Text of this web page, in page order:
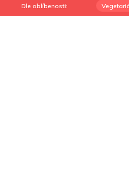
Dle oblíbenosti: